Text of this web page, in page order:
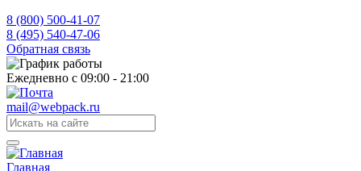
8 (800) 500-41-07
8 (495) 540-47-06
Обратная связь
Ежедневно с 09:00 - 21:00
mail@webpack.ru
Главная